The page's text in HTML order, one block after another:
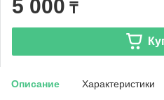
5 000 ₸
Описание Характеристики